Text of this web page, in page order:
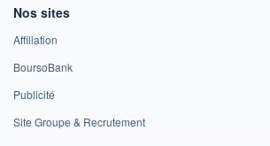
Nos sites
Affiliation
BoursoBank
Publicité
Site Groupe & Recrutement